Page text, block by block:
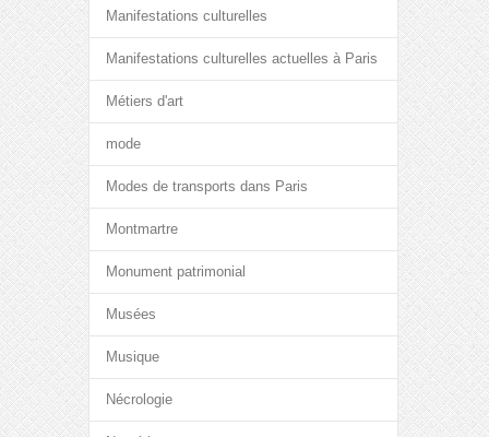
Manifestations culturelles
Manifestations culturelles actuelles à Paris
Métiers d'art
mode
Modes de transports dans Paris
Montmartre
Monument patrimonial
Musées
Musique
Nécrologie